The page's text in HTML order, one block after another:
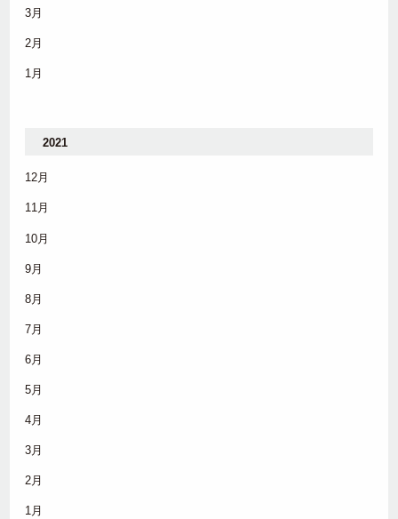
3月
2月
1月
2021
12月
11月
10月
9月
8月
7月
6月
5月
4月
3月
2月
1月